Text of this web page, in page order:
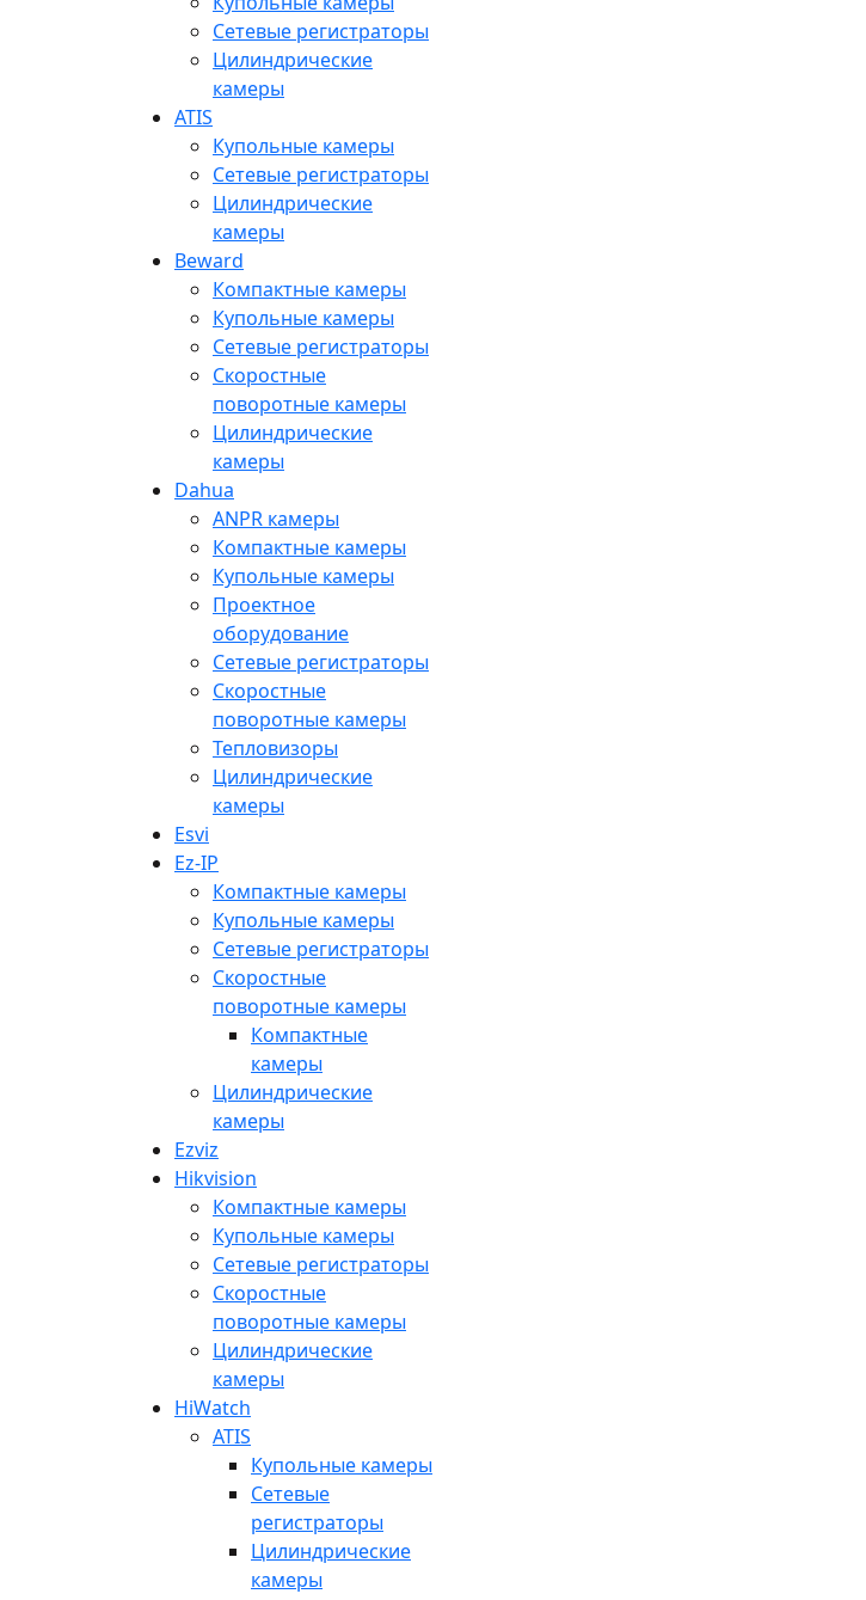
Сетевые регистраторы
Цилиндрические
камеры
ATIS
Купольные камеры
Сетевые регистраторы
Цилиндрические
камеры
Beward
Компактные камеры
Купольные камеры
Сетевые регистраторы
Скоростные
поворотные камеры
Цилиндрические
камеры
Dahua
ANPR камеры
Компактные камеры
Купольные камеры
Проектное
оборудование
Сетевые регистраторы
Скоростные
поворотные камеры
Тепловизоры
Цилиндрические
камеры
Esvi
Ez-IP
Компактные камеры
Купольные камеры
Сетевые регистраторы
Скоростные
поворотные камеры
Компактные
камеры
Цилиндрические
камеры
Ezviz
Hikvision
Компактные камеры
Купольные камеры
Сетевые регистраторы
Скоростные
поворотные камеры
Цилиндрические
камеры
HiWatch
ATIS
Купольные камеры
Сетевые
регистраторы
Цилиндрические
камеры